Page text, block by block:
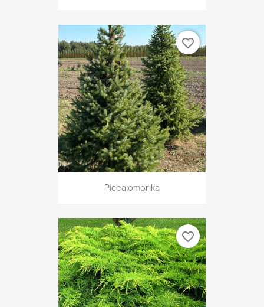
Picea omorika
favorite_border
favorite_border